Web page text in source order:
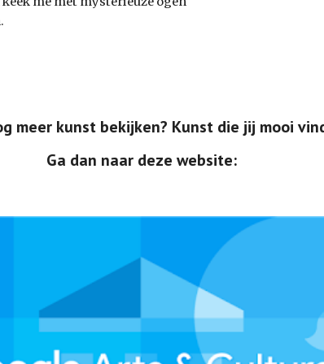
meer kunst bekijken? Kunst die jij mooi
Ga dan naar deze website: